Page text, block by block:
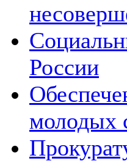
России
молодых